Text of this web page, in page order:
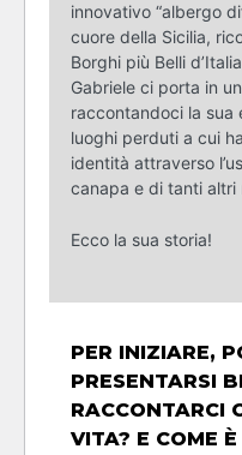
innovativo “albergo
cuore della Sicilia,
Borghi più Belli
Gabriele ci porta in
raccontandoci la sua
luoghi perduti a cui
identità attraverso
canapa e di tanti altri
Ecco la sua storia!
PER INIZIARE,
PRESENTARSI
RACCONTARCI
VITA? E COME